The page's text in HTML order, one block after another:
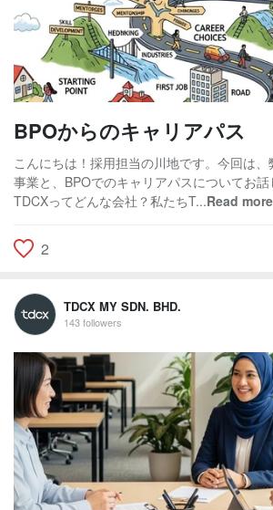
BPOからのキャリアパス
こんにちは！採用担当の川地です。今回は
事業と、BPOでのキャリアパスについてお話
TDCXってどんな会社？私たちT...Read more
2
TDCX MY SDN. BHD.
143 followers